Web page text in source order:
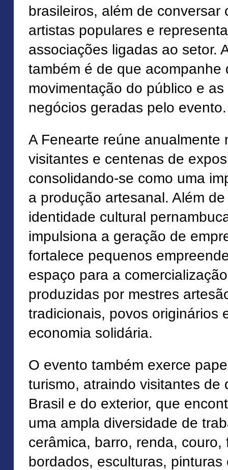
brasileiros, além de conversar
artistas populares e
associações ligadas ao setor.
também é de que acompanhe
movimentação do público e
negócios geradas pelo evento.
A Fenearte reúne anualmente
visitantes e centenas de
consolidando-se como uma
a produção artesanal. Além
identidade cultural
impulsiona a geração de
fortalece pequenos
espaço para a
produzidas por mestres
tradicionais, povos originários
economia solidária.
O evento também exerce
turismo, atraindo visitantes de
Brasil e do exterior, que
uma ampla diversidade de
cerâmica, barro, renda, couro,
bordados, esculturas,